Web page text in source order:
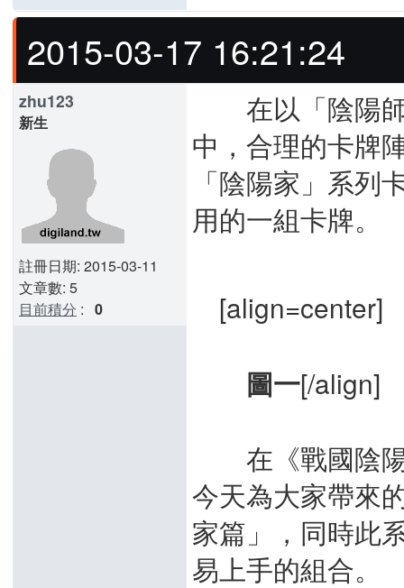
2015-03-17 16:21:24
zhu123
新生
註冊日期: 2015-03-11
文章數: 5
目前積分 : 0
在以「陰陽師
中，合理的卡牌
「陰陽家」系列
用的一組卡牌。
[align=center]
圖一[/align]
在《戰國陰陽
今天為大家帶來
家篇」，同時此
易上手的組合。